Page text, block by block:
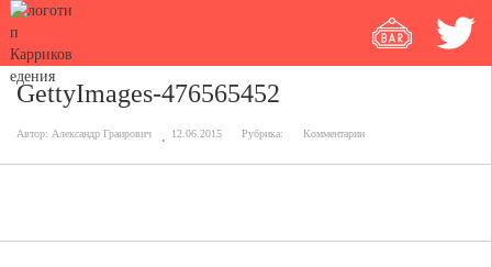
GettyImages-476565452
Автор: Александр Граирович 12.06.2015 Рубрика: Комментарии